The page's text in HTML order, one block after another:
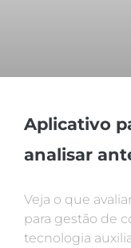
Aplicativo
analisar
Veja o que
para gestão de
tecnologia